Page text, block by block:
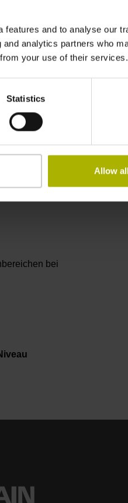
and to analyse our
analytics partners who
your use of their services.
Statistics
Allow
bei
Maximal